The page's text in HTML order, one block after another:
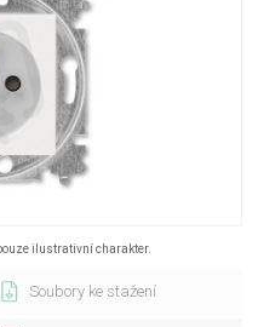
ilustrativní charakter.
Soubory ke stažení